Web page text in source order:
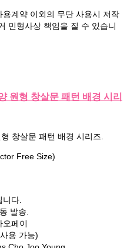
용계약 이외의 무단 사용시 저작
민형사상 책임을 질 수 있습니
원형 창살문 패턴 배경 시리
창살문 패턴 배경 시리즈.
Free Size)
다.
발송.
오페이
용 가능)